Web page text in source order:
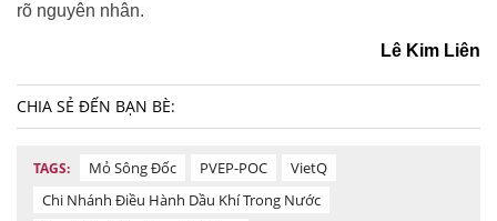
rõ nguyên nhân.
Lê Kim Liên
CHIA SẺ ĐẾN BẠN BÈ:
TAGS: Mỏ Sông Đốc PVEP-POC
VietQ
Chi Nhánh Điều Hành Dầu Khí Trong Nước